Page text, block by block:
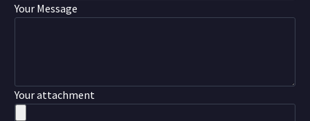
Your Message
Your attachment